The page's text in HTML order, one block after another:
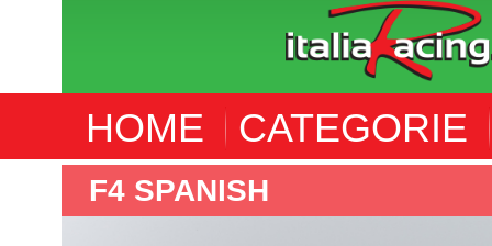
HOME CATEGORIE
F4 SPANISH